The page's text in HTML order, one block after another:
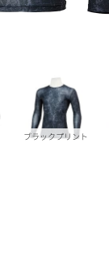
ブラックプリント